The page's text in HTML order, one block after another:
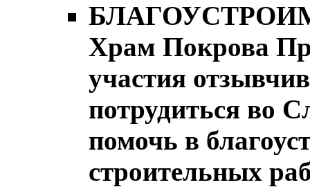
Храм Покрова
участия
потрудиться во
помочь в
строительных